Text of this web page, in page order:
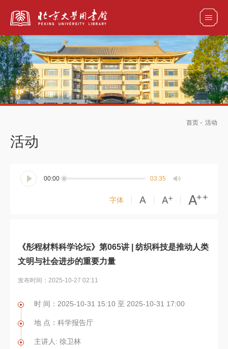
全部资源
首页 - 活动
活动
00:00 03:35
字体
《彤程材料科学论坛》第065讲 | 纺织科技是推动人类
文明与社会进步的重要力量
发布时间：2025-10-27 02:11
时 间：2025-10-31 15:10 至 2025-10-31 17:00
地 点：科学报告厅
主讲人: 徐卫林